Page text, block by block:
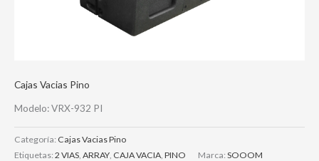
Cajas Vacias Pino
Modelo: VRX-932 PI
Categoría: Cajas Vacias Pino
Etiquetas: 2 VIAS ARRAY CAJA VACIA PINO Marca: SOOOM